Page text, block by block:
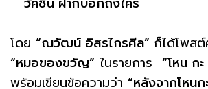
โดย “ณวัฒน์ อิสรไกรศีล” ก็ได้โพส
“หมอของขวัญ” ในรายการ “โหน ก
พร้อมเขียนข้อความว่า “หลังจากโหน